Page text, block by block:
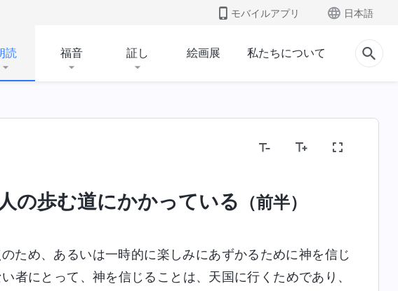
モバイルアプリ 日本語
読 福音 証し 絵画展 私たちについて
の歩む道にかかっている （前半）
ため、あるいは一時的に楽しみにあずかるために神を信じ
者にとって、神を信じることは、天国に行くためであり、